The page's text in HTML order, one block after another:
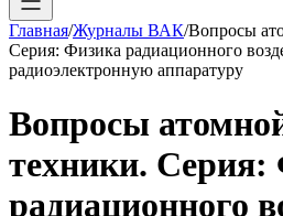
Главная/Журналы ВАК/Вопросы
Серия: Физика радиационного
радиоэлектронную аппаратуру
Вопросы
теxники. Серия:
радиационного